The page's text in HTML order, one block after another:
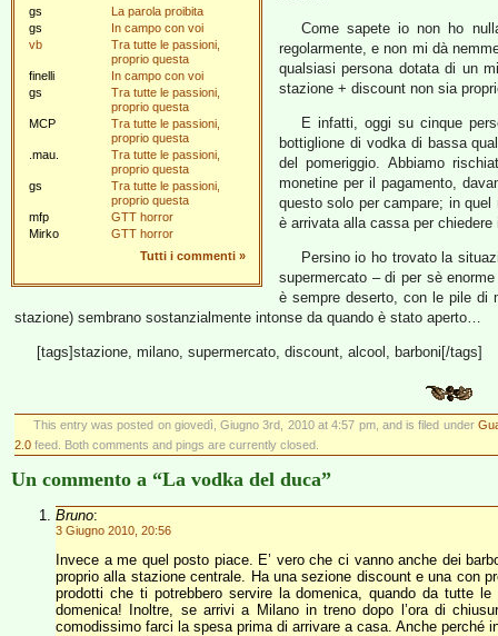
gs
La parola proibita
gs
In campo con voi
vb
Tra tutte le passioni,
proprio questa
finelli
In campo con voi
gs
Tra tutte le passioni,
proprio questa
MCP
Tra tutte le passioni,
proprio questa
.mau.
Tra tutte le passioni,
proprio questa
gs
Tra tutte le passioni,
proprio questa
mfp
GTT horror
Mirko
GTT horror
Tutti i commenti »
Come sapete io non ho
regolarmente, e non mi dà
qualsiasi persona dotata di un
stazione + discount non sia
E infatti, oggi su cinque
bottiglione di vodka di bassa
del pomeriggio. Abbiamo
monetine per il pagamento,
questo solo per campare; in
è arrivata alla cassa per
Persino io ho trovato la
supermercato – di per sè
è sempre deserto, con le pile di
stazione) sembrano sostanzialmente intonse da quando è stato aperto…
[tags]stazione, milano, supermercato, discount, alcool, barboni[/tags]
This entry was posted on giovedì, Giugno 3rd, 2010 at 4:57 pm, and is filed under
2.0 feed. Both comments and pings are currently closed.
Un commento a “La vodka del duca”
Bruno:
3 Giugno 2010, 20:56
Invece a me quel posto piace. E’ vero che ci vanno anche dei
proprio alla stazione centrale. Ha una sezione discount e una con
prodotti che ti potrebbero servire la domenica, quando da tutte
domenica! Inoltre, se arrivi a Milano in treno dopo l’ora di
comodissimo farci la spesa prima di arrivare a casa. Anche perché